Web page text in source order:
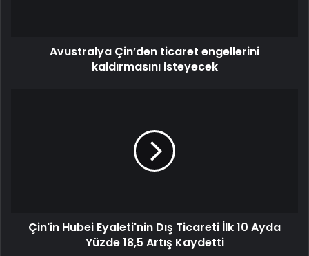
Avustralya Çin’den ticaret engellerini
kaldırmasını isteyecek
Çin'in Hubei Eyaleti'nin Dış Ticareti İlk 10 Ayda
Yüzde 18,5 Artış Kaydetti